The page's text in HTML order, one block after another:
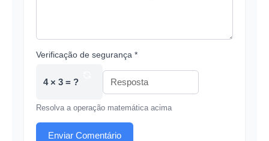
Verificação de segurança *
4 × 3 = ?
Resolva a operação matemática acima
Enviar Comentário